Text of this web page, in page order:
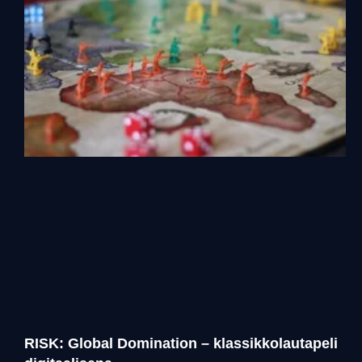
RISK: Global Domination – klassikkolautapeli